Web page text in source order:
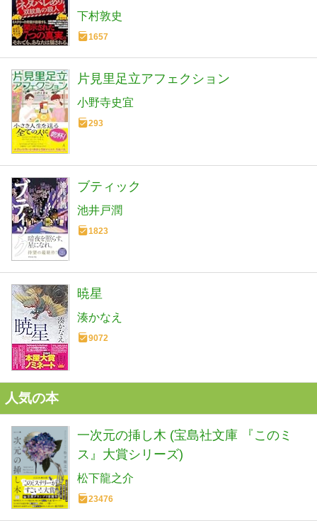
下村敦史
1657
片見里足立アフェクション
小野寺史宜
293
ブティック
池井戸潤
1823
暁星
湊かなえ
9072
人気の本
一次元の挿し木 (宝島社文庫 『このミ
ス』大賞シリーズ)
松下龍之介
23476